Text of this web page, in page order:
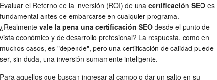
Evaluar el Retorno de la Inversión (ROI) de una certificación SEO es
fundamental antes de embarcarse en cualquier programa.
¿Realmente vale la pena una certificación SEO desde el punto de
vista económico y de desarrollo profesional? La respuesta, como en
muchos casos, es "depende", pero una certificación de calidad puede
ser, sin duda, una inversión sumamente inteligente.
Para aquellos que buscan ingresar al campo o dar un salto en su